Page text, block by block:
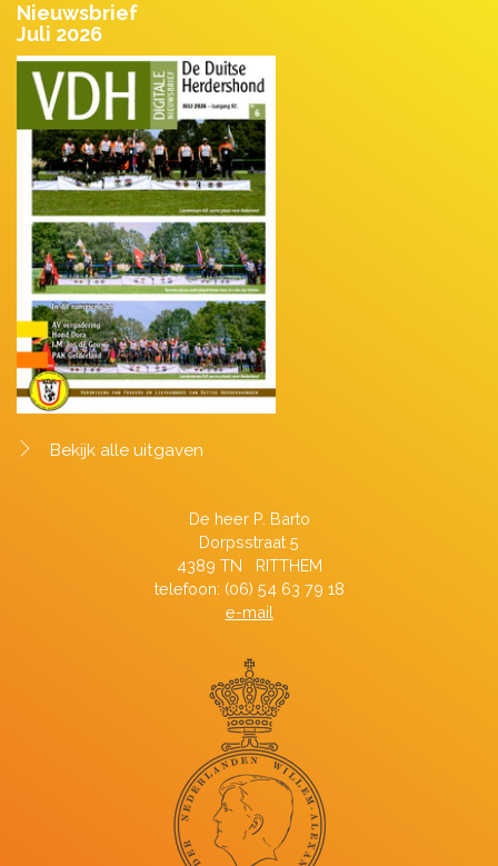
Nieuwsbrief
Juli 2026
Bekijk alle uitgaven
De heer P. Barto
Dorpsstraat 5
4389 TN RITTHEM
telefoon: (06) 54 63 79 18
e-mail